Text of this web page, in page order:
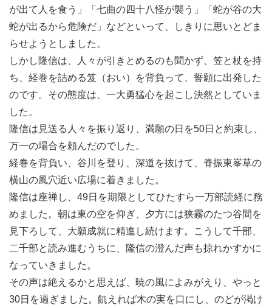
が出て人を食う」「七曲の四十八怪が襲う」「蛇が谷の大
蛇が出るから危険だ」などといって、しきりに思いとどま
らせようとしました。
しかし隆信は、人々が引きとめるのも聞かず、笠と杖を持
ち、経巻を詰める笈（おい）を背負って、誓願に出発した
のです。その態度は、一大勇猛心を起こし決然としていま
した。
隆信は見送る人々を振り返り、満願の日を50日と約束し、
万一の場合を頼んだのでした。
経巻を背負い、谷川を登り、深道を抜けて、脊振東峯草の
横山の風穴近い広場に着きました。
隆信は座禅し、49日を期限としてひたすら一万部読経に務
めました。朝は東の空を仰ぎ、夕方には狭霧のたつ谷間を
見下ろして、大願成就に精進し続けます。こうして千部、
二千部と読み進むうちに、隆信の澄んだ声も掠れかすかに
なっていきました。
その声は絶えるかと思えば、暁の風によみがえり、やっと
30日を過ぎました。飢えれば木の実を口にし、のどが渇け